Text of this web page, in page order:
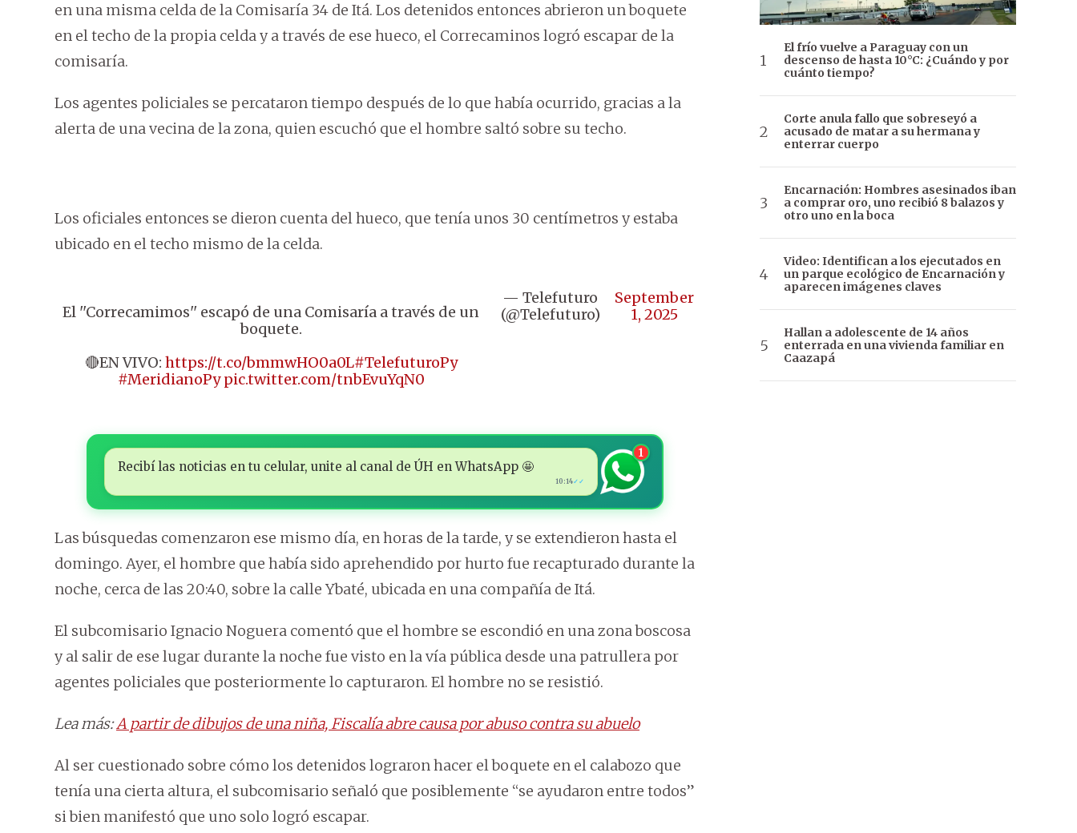
en una misma celda de la Comisaría 34 de Itá. Los detenidos entonces abrieron un boquete
en el techo de la propia celda y a través de ese hueco, el Correcaminos logró escapar de la
comisaría.
Los agentes policiales se percataron tiempo después de lo que había ocurrido, gracias a la
alerta de una vecina de la zona, quien escuchó que el hombre saltó sobre su techo.
Los oficiales entonces se dieron cuenta del hueco, que tenía unos 30 centímetros y estaba
ubicado en el techo mismo de la celda.
El ''Correcamimos'' escapó de una Comisaría a través de un
boquete.
🔴EN VIVO: https://t.co/bmmwHO0a0L#TelefuturoPy
#MeridianoPy pic.twitter.com/tnbEvuYqN0
— Telefuturo
(@Telefuturo)
September
1, 2025
Recibí las noticias en tu celular, unite al canal de ÚH en WhatsApp 🤩
10:14✓✓
1
Las búsquedas comenzaron ese mismo día, en horas de la tarde, y se extendieron hasta el
domingo. Ayer, el hombre que había sido aprehendido por hurto fue recapturado durante la
noche, cerca de las 20:40, sobre la calle Ybaté, ubicada en una compañía de Itá.
El subcomisario Ignacio Noguera comentó que el hombre se escondió en una zona boscosa
y al salir de ese lugar durante la noche fue visto en la vía pública desde una patrullera por
agentes policiales que posteriormente lo capturaron. El hombre no se resistió.
Lea más:A partir de dibujos de una niña, Fiscalía abre causa por abuso contra su abuelo
Al ser cuestionado sobre cómo los detenidos lograron hacer el boquete en el calabozo que
tenía una cierta altura, el subcomisario señaló que posiblemente “se ayudaron entre todos”
si bien manifestó que uno solo logró escapar.
El frío vuelve a Paraguay con un
descenso de hasta 10°C: ¿Cuándo y por
cuánto tiempo?
Corte anula fallo que sobreseyó a
acusado de matar a su hermana y
enterrar cuerpo
Encarnación: Hombres asesinados iban
a comprar oro, uno recibió 8 balazos y
otro uno en la boca
Video: Identifican a los ejecutados en
un parque ecológico de Encarnación y
aparecen imágenes claves
Hallan a adolescente de 14 años
enterrada en una vivienda familiar en
Caazapá